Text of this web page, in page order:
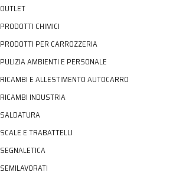
OUTLET
PRODOTTI CHIMICI
PRODOTTI PER CARROZZERIA
PULIZIA AMBIENTI E PERSONALE
RICAMBI E ALLESTIMENTO AUTOCARRO
RICAMBI INDUSTRIA
SALDATURA
SCALE E TRABATTELLI
SEGNALETICA
SEMILAVORATI